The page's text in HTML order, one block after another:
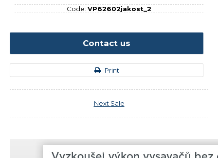
Code: VP62602jakost_2
Contact us
Print
Next Sale